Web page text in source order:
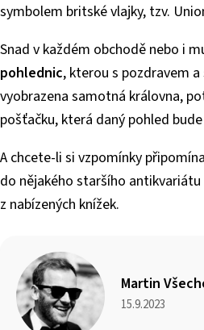
symbolem britské vlajky, tzv.
Snad v každém obchodě nebo i
pohlednic, kterou s pozdravem
vyobrazena samotná královna,
pošťačku, která daný pohled
A chcete-li si vzpomínky
do nějakého staršího
z nabízených knížek.
Martin
15.9.2023